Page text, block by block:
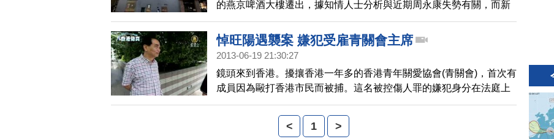
的燕京啤酒大樓遷出，據知情人士分析與近期周永康失勢有關，而新
址原是青關會頭目洪偉成所持有的糧油公司所在。恰巧一牆之隔，是
近期鬧得沸沸揚揚的海天堂香港廠房，董事長吳耀明除了有惠州市惠
陽區政協委員頭銜外，更公開撐親共建制派。
悼旺陽遇襲案 嫌犯受雇青關會主席
2013-06-19 21:30:27
鏡頭來到香港。擾攘香港一年多的香港青年關愛協會(青關會)，首次有
成員因為毆打香港市民而被捕。這名被控傷人罪的嫌犯身分在法庭上
曝光，是一名燕京啤酒僱員，而燕京啤酒的總經理洪偉成也就是青關
會的主席，目前仍有三名嫌犯在逃。
< 1 >